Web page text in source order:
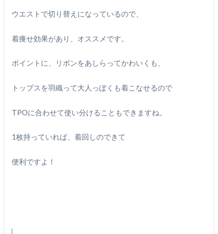
ウエストで切り替えになっているので、
着痩せ効果があり、オススメです。
ポイントに、リボンをあしらってかわいくも、
トップスを羽織って大人っぽくも着こなせるので
TPOに合わせて使い分けることもできますね。
1枚持っていれば、着回しのできて
便利ですよ！